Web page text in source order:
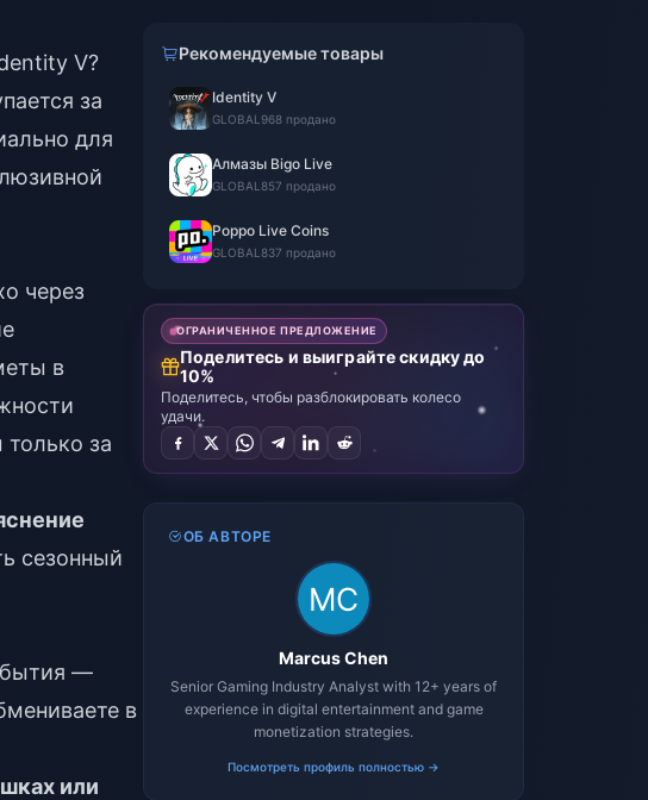
V?
за
для
через
в
за
сезонный
—
в
или
Рекомендуемые товары
Identity V
GLOBAL 968 продано
Алмазы Bigo Live
GLOBAL 857 продано
Poppo Live Coins
GLOBAL 837 продано
ОГРАНИЧЕННОЕ ПРЕДЛОЖЕНИЕ
Поделитесь и выиграйте скидку до
10%
Поделитесь, чтобы разблокировать колесо
удачи.
ОБ АВТОРЕ
Marcus Chen
Senior Gaming Industry Analyst with 12+ years of
experience in digital entertainment and game
monetization strategies.
Посмотреть профиль полностью →